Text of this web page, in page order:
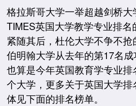
格拉斯哥大学一举超越剑桥
TIMES英国大学教学专业排
紧随其后，杜伦大学不争不抢
伯明翰大学从去年的第17名成
也算是今年英国教育学专业
个大学，更多关于英国大学
体见下面的排名榜单。